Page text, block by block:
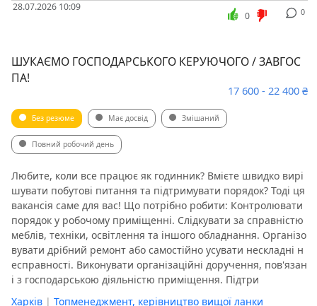
28.07.2026 10:09 0
0
ШУКАЄМО ГОСПОДАРСЬКОГО КЕРУЮЧОГО / ЗАВГОС
ПА!
17 600 - 22 400 ₴
Без резюме Має досвід Змішаний
Повний робочий день
Любите, коли все працює як годинник? Вмієте швидко вирі
шувати побутові питання та підтримувати порядок? Тоді ця
вакансія саме для вас! Що потрібно робити: Контролювати
порядок у робочому приміщенні. Слідкувати за справністю
меблів, техніки, освітлення та іншого обладнання. Організо
вувати дрібний ремонт або самостійно усувати нескладні н
есправності. Виконувати організаційні доручення, пов'язан
і з господарською діяльністю приміщення. Підтри
Харків | Топменеджмент, керівництво вищої ланки